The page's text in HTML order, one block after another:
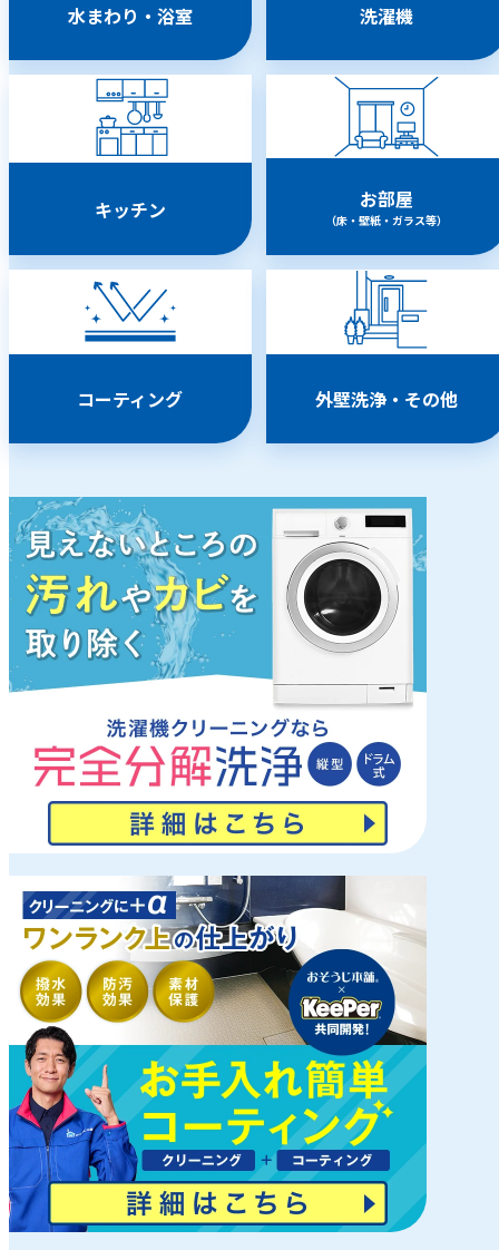
水まわり・浴室 洗濯機
キッチン お部屋
（床・壁紙・ガラス等）
コーティング 外壁洗浄・その他